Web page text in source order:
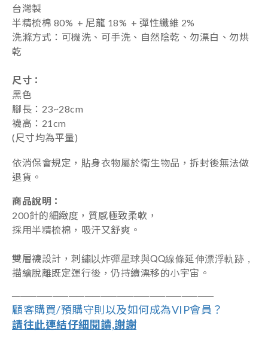
台灣製
半精梳棉 80% + 尼龍 18% + 彈性纖維 2%
洗滌方式：可機洗、可手洗、自然陰乾、勿漂白、勿烘
乾
尺寸：
黑色
腳長：23~28cm
襪高：21cm
(尺寸均為平量)
依消保會規定，貼身衣物屬於衛生物品，拆封後無法做
退貨。
商品說明：
200針的細緻度， 質感極致柔軟，
採用半精梳棉，吸汗又舒爽。
雙層襪設計，刺繡以炸彈星球與QQ線條延伸漂浮軌跡，
描繪脫離既定運行後，仍持續漂移的小宇宙。
―――――――――――――――――――――――――
顧客購買/預購守則以及如何成為VIP會員？
請往此連結仔細閱讀,謝謝